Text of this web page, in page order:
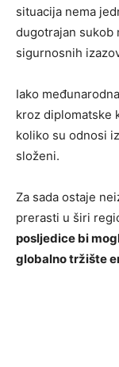
situacija nema
dugotrajan sukob
sigurnosnih
Iako
kroz diplomatske
koliko su odnosi
složeni.
Za sada ostaje
prerasti u širi
posljedice bi
globalno tržište